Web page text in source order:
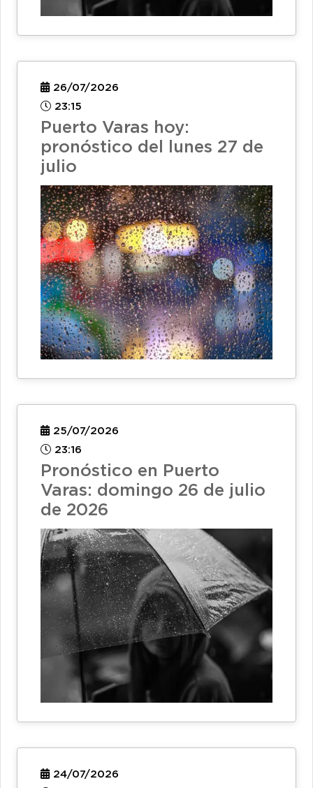
26/07/2026
23:15
Puerto Varas hoy:
pronóstico del lunes 27 de
julio
25/07/2026
23:16
Pronóstico en Puerto
Varas: domingo 26 de julio
de 2026
24/07/2026